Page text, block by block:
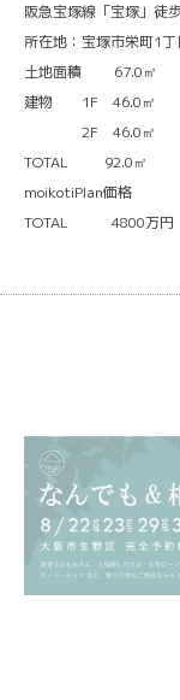
阪急宝塚線「宝塚」徒歩
所在地：宝塚市栄町1丁
土地面積 67.0㎡
建物 1F 46.0㎡
2F 46.0㎡
TOTAL 92.0㎡
moikotiPlan価格
TOTAL 4800万円